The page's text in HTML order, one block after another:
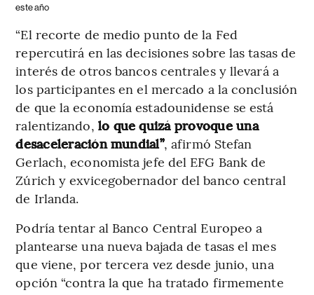
este año
“El recorte de medio punto de la Fed
repercutirá en las decisiones sobre las tasas de
interés de otros bancos centrales y llevará a
los participantes en el mercado a la conclusión
de que la economía estadounidense se está
ralentizando, lo que quizá provoque una
desaceleración mundial”, afirmó Stefan
Gerlach, economista jefe del EFG Bank de
Zúrich y exvicegobernador del banco central
de Irlanda.
Podría tentar al Banco Central Europeo a
plantearse una nueva bajada de tasas el mes
que viene, por tercera vez desde junio, una
opción “contra la que ha tratado firmemente